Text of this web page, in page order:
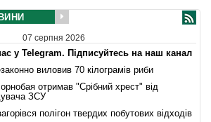
07 серпня 2026
у Telegram. Підписуйтесь на наш канал
виловив 70 кілограмів риби
отримав "Срібний хрест" від
ЗСУ
полігон твердих побутових відходів